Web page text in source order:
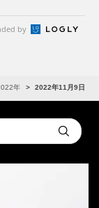
by
年 2022年11月9日
Submit